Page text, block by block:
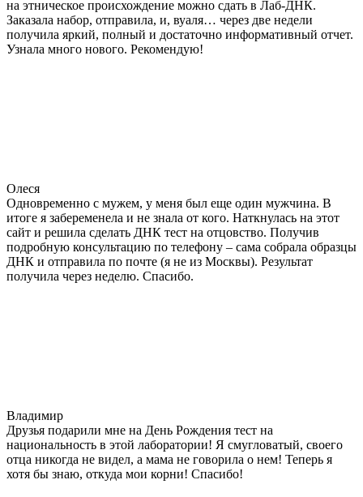
на этническое происхождение можно сдать в Лаб-ДНК.
Заказала набор, отправила, и, вуаля… через две недели
получила яркий, полный и достаточно информативный отчет.
Узнала много нового. Рекомендую!
Олеся
Одновременно с мужем, у меня был еще один мужчина. В
итоге я забеременела и не знала от кого. Наткнулась на этот
сайт и решила сделать ДНК тест на отцовство. Получив
подробную консультацию по телефону – сама собрала образцы
ДНК и отправила по почте (я не из Москвы). Результат
получила через неделю. Спасибо.
Владимир
Друзья подарили мне на День Рождения тест на
национальность в этой лаборатории! Я смугловатый, своего
отца никогда не видел, а мама не говорила о нем! Теперь я
хотя бы знаю, откуда мои корни! Спасибо!